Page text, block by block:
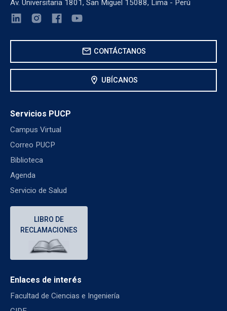
Av. Universitaria 1801, San Miguel 15088, Lima - Perú
mail CONTÁCTANOS
location_on UBÍCANOS
Servicios PUCP
Campus Virtual
Correo PUCP
Biblioteca
Agenda
Servicio de Salud
LIBRO DE
RECLAMACIONES
Enlaces de interés
Facultad de Ciencias e Ingeniería